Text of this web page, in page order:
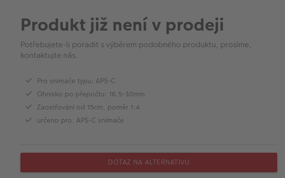
Produkt již není v prodeji
Potřebujete-li poradit s výběrem podobného produktu, prosíme,
kontaktujte nás.
Pro snímače typu: APS-C
Ohnisko po přepočtu: 16.5-30mm
Zaostřování od 15cm, poměr 1:4
určeno pro: APS-C snímače
DOTAZ NA ALTERNATIVU